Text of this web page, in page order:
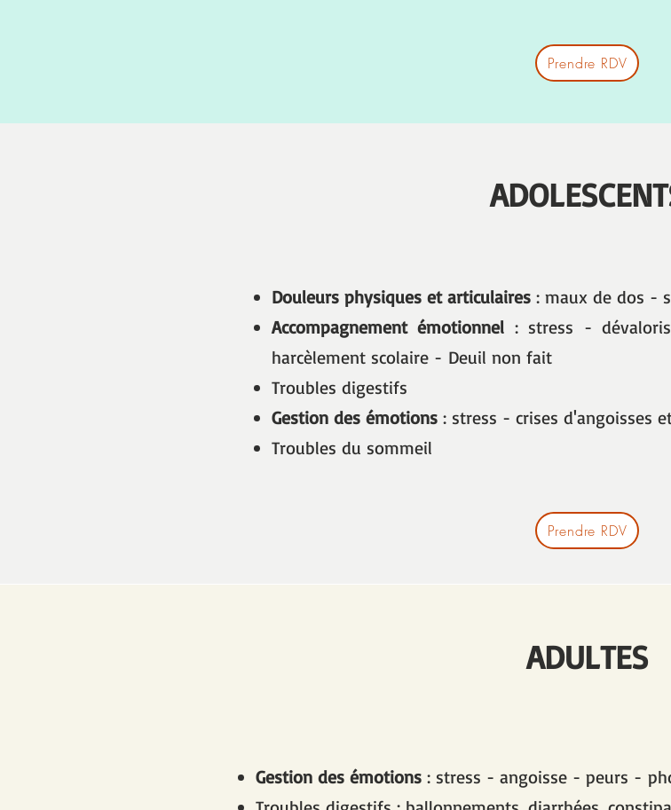
Prendre RDV
Douleurs physiques et articulaires : maux de dos -
Accompagnement émotionnel : stress -
harcèlement scolaire - Deuil non fait
Troubles digestifs
Gestion des émotions : stress - crises d'angoisses
Troubles du sommeil
Prendre RDV
ADULTES
Gestion des émotions : stress - angoisse - peurs -